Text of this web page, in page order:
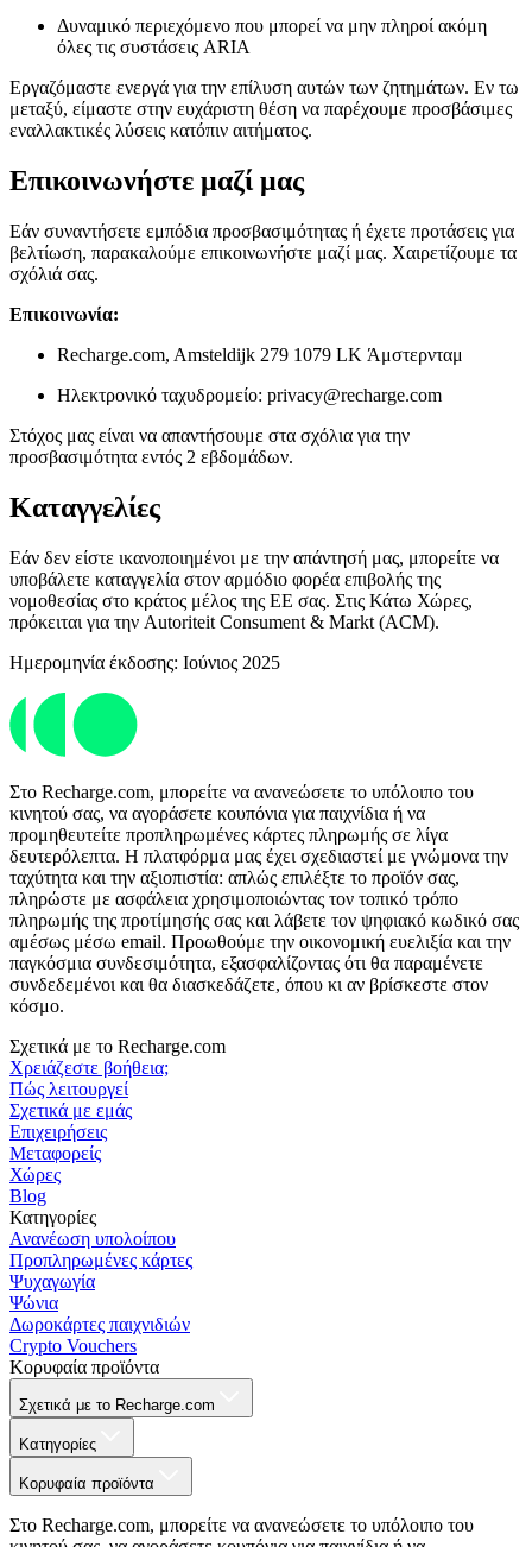
Δυναμικό περιεχόμενο που μπορεί να μην πληροί ακόμη
όλες τις συστάσεις ARIA
Εργαζόμαστε ενεργά για την επίλυση αυτών των ζητημάτων. Εν τω
μεταξύ, είμαστε στην ευχάριστη θέση να παρέχουμε προσβάσιμες
εναλλακτικές λύσεις κατόπιν αιτήματος.
Επικοινωνήστε μαζί μας
Εάν συναντήσετε εμπόδια προσβασιμότητας ή έχετε προτάσεις για
βελτίωση, παρακαλούμε επικοινωνήστε μαζί μας. Χαιρετίζουμε τα
σχόλιά σας.
Επικοινωνία:
Recharge.com, Amsteldijk 279 1079 LK Άμστερνταμ
Ηλεκτρονικό ταχυδρομείο: privacy@recharge.com
Στόχος μας είναι να απαντήσουμε στα σχόλια για την
προσβασιμότητα εντός 2 εβδομάδων.
Καταγγελίες
Εάν δεν είστε ικανοποιημένοι με την απάντησή μας, μπορείτε να
υποβάλετε καταγγελία στον αρμόδιο φορέα επιβολής της
νομοθεσίας στο κράτος μέλος της ΕΕ σας. Στις Κάτω Χώρες,
πρόκειται για την Autoriteit Consument & Markt (ACM).
Ημερομηνία έκδοσης: Ιούνιος 2025
Στο Recharge.com, μπορείτε να ανανεώσετε το υπόλοιπο του
κινητού σας, να αγοράσετε κουπόνια για παιχνίδια ή να
προμηθευτείτε προπληρωμένες κάρτες πληρωμής σε λίγα
δευτερόλεπτα. Η πλατφόρμα μας έχει σχεδιαστεί με γνώμονα την
ταχύτητα και την αξιοπιστία: απλώς επιλέξτε το προϊόν σας,
πληρώστε με ασφάλεια χρησιμοποιώντας τον τοπικό τρόπο
πληρωμής της προτίμησής σας και λάβετε τον ψηφιακό κωδικό σας
αμέσως μέσω email. Προωθούμε την οικονομική ευελιξία και την
παγκόσμια συνδεσιμότητα, εξασφαλίζοντας ότι θα παραμένετε
συνδεδεμένοι και θα διασκεδάζετε, όπου κι αν βρίσκεστε στον
κόσμο.
Σχετικά με το Recharge.com
Χρειάζεστε βοήθεια;
Πώς λειτουργεί
Σχετικά με εμάς
Επιχειρήσεις
Μεταφορείς
Χώρες
Blog
Κατηγορίες
Ανανέωση υπολοίπου
Προπληρωμένες κάρτες
Ψυχαγωγία
Ψώνια
Δωροκάρτες παιχνιδιών
Crypto Vouchers
Κορυφαία προϊόντα
Σχετικά με το Recharge.com
Κατηγορίες
Κορυφαία προϊόντα
Στο Recharge.com, μπορείτε να ανανεώσετε το υπόλοιπο του